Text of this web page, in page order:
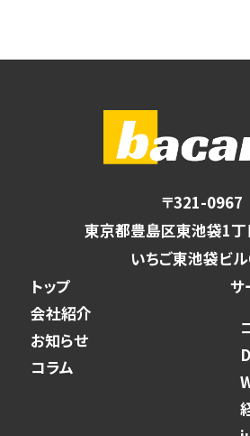
〒321-0967
東京都豊島区東池袋1
いちご東池袋ビ
トップ
会社紹介
お知らせ
コラム
サ